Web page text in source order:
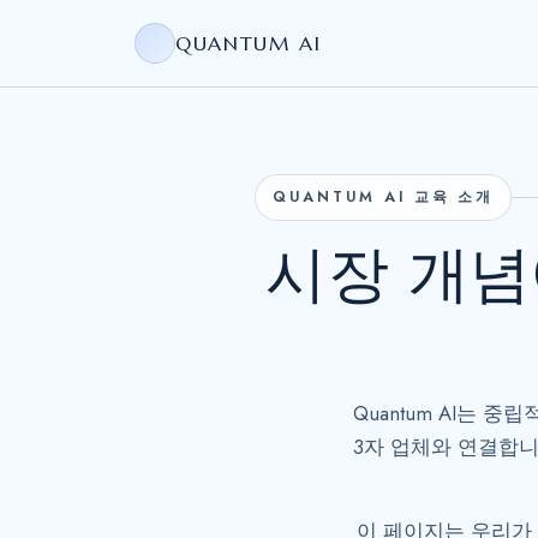
QUANTUM AI
QUANTUM AI 교육 소개
시장 개
Quantum AI는 중립
3자 업체와 연결합
이 페이지는 우리